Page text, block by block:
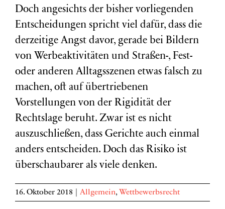
Doch angesichts der bisher vorliegenden
Entscheidungen spricht viel dafür, dass die
derzeitige Angst davor, gerade bei Bildern
von Werbeaktivitäten und Straßen-, Fest-
oder anderen Alltagsszenen etwas falsch zu
machen, oft auf übertriebenen
Vorstellungen von der Rigidität der
Rechtslage beruht. Zwar ist es nicht
auszuschließen, dass Gerichte auch einmal
anders entscheiden. Doch das Risiko ist
überschaubarer als viele denken.
16. Oktober 2018 Allgemein, Wettbewerbsrecht